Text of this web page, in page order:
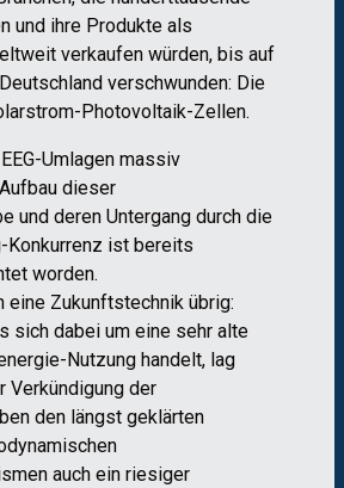
und ihre Produkte als
verkaufen würden, bis auf
verschwunden: Die
Photovoltaik-Zellen.
Umlagen massiv
dieser
und deren Untergang durch die
ist bereits
worden.
eine Zukunftstechnik übrig:
sich dabei um eine sehr alte
Nutzung handelt, lag
Verkündigung der
den längst geklärten
auch ein riesiger